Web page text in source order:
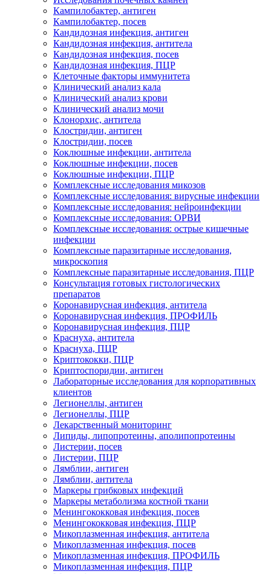
Кампилобактер, антиген
Кампилобактер, посев
Кандидозная инфекция, антиген
Кандидозная инфекция, антитела
Кандидозная инфекция, посев
Кандидозная инфекция, ПЦР
Клеточные факторы иммунитета
Клинический анализ кала
Клинический анализ крови
Клинический анализ мочи
Клонорхис, антитела
Клостридии, антиген
Клостридии, посев
Коклюшные инфекции, антитела
Коклюшные инфекции, посев
Коклюшные инфекции, ПЦР
Комплексные исследования микозов
Комплексные исследования: вирусные инфекции
Комплексные исследования: нейроинфекции
Комплексные исследования: ОРВИ
Комплексные исследования: острые кишечные
инфекции
Комплексные паразитарные исследования,
микроскопия
Комплексные паразитарные исследования, ПЦР
Консультация готовых гистологических
препаратов
Коронавирусная инфекция, антитела
Коронавирусная инфекция, ПРОФИЛЬ
Коронавирусная инфекция, ПЦР
Краснуха, антитела
Краснуха, ПЦР
Криптококки, ПЦР
Криптоспоридии, антиген
Лабораторные исследования для корпоративных
клиентов
Легионеллы, антиген
Легионеллы, ПЦР
Лекарственный мониторинг
Липиды, липопротеины, аполипопротеины
Листерии, посев
Листерии, ПЦР
Лямблии, антиген
Лямблии, антитела
Маркеры грибковых инфекций
Маркеры метаболизма костной ткани
Менингококковая инфекция, посев
Менингококковая инфекция, ПЦР
Микоплазменная инфекция, антитела
Микоплазменная инфекция, посев
Микоплазменная инфекция, ПРОФИЛЬ
Микоплазменная инфекция, ПЦР